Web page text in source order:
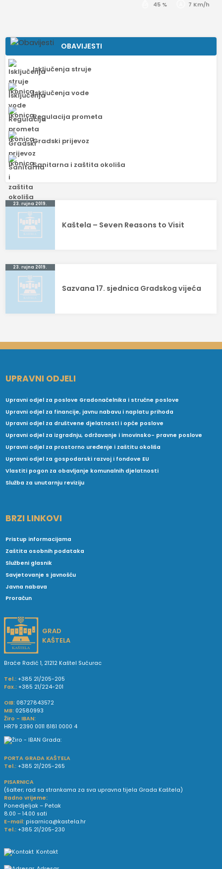
45 % 7 Km/h
OBAVIJESTI
Isključenja struje
Isključenja vode
Regulacija prometa
Gradski prijevoz
Sanitarna i zaštita okoliša
Navigacija
objava
23. rujna 2019.
Kaštela – Seven Reasons to Visit
23. rujna 2019.
Sazvana 17. sjednica Gradskog vijeća
UPRAVNI ODJELI
Upravni odjel za poslove Gradonačelnika i stručne poslove
Upravni odjel za financije, javnu nabavu i naplatu prihoda
Upravni odjel za društvene djelatnosti i opće poslove
Upravni odjel za izgradnju, održavanje i imovinsko- pravne poslove
Upravni odjel za prostorno uređenje i zaštitu okoliša
Upravni odjel za gospodarski razvoj i fondove EU
Vlastiti pogon za obavljanje komunalnih djelatnosti
Služba za unutarnju reviziju
BRZI LINKOVI
Pristup informacijama
Zaštita osobnih podataka
Službeni glasnik
Savjetovanje s javnošću
Javna nabava
Proračun
GRAD
KAŠTELA
Braće Radić 1, 21212 Kaštel Sućurac
Tel.: +385 21/205-205
Fax.: +385 21/224-201
OIB: 08727843572
MB: 02580993
Žiro - IBAN:
HR79 2390 0011 8181 0000 4
PORTA GRADA KAŠTELA
Tel.: +385 21/205-265
PISARNICA
(šalter; rad sa strankama za sva upravna tijela Grada Kaštela)
Radno vrijeme:
Ponedjeljak – Petak
8.00 – 14.00 sati
E-mail: pisarnica@kastela.hr
Tel.: +385 21/205-230
Kontakt